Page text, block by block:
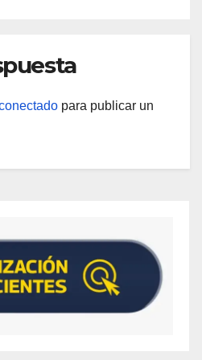
para publicar un